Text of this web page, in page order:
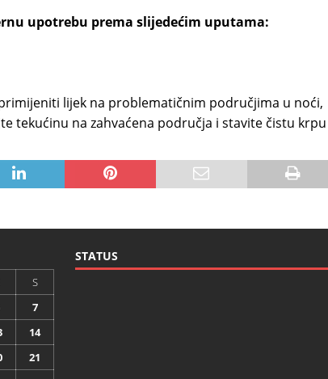
upotrebu prema slijedećim uputama:
lijek na problematičnim područjima u noći,
tekućinu na zahvaćena područja i stavite čistu krpu
S
7
14
21
STATUS